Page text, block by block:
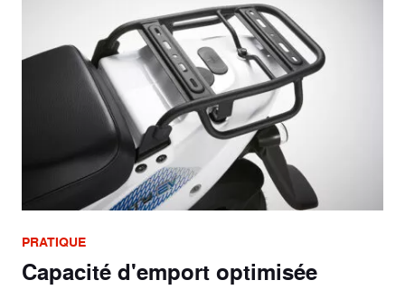
PRATIQUE
Capacité d'emport optimisée